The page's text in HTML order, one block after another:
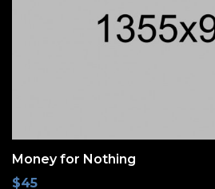
Money for Nothing
$45